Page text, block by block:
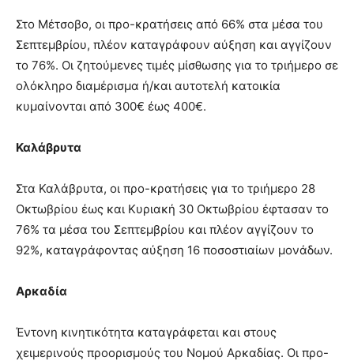
Στο Μέτσοβο, οι προ-κρατήσεις από 66% στα μέσα του
Σεπτεμβρίου, πλέον καταγράφουν αύξηση και αγγίζουν
το 76%. Οι ζητούμενες τιμές μίσθωσης για το τριήμερο σε
ολόκληρο διαμέρισμα ή/και αυτοτελή κατοικία
κυμαίνονται από 300€ έως 400€.
Καλάβρυτα
Στα Καλάβρυτα, οι προ-κρατήσεις για το τριήμερο 28
Οκτωβρίου έως και Κυριακή 30 Οκτωβρίου έφτασαν το
76% τα μέσα του Σεπτεμβρίου και πλέον αγγίζουν το
92%, καταγράφοντας αύξηση 16 ποσοστιαίων μονάδων.
Αρκαδία
Έντονη κινητικότητα καταγράφεται και στους
χειμερινούς προορισμούς του Νομού Αρκαδίας. Οι προ-